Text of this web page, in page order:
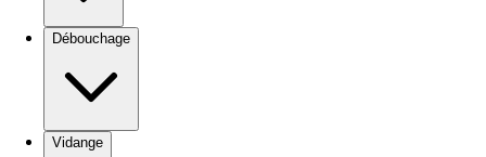
Débouchage
Vidange